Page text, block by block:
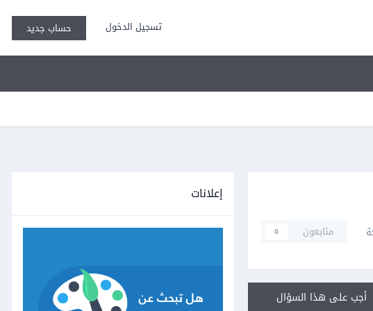
تسجيل الدخول حساب جديد
متابعون 0
أجب على هذا السؤال
إعلانات